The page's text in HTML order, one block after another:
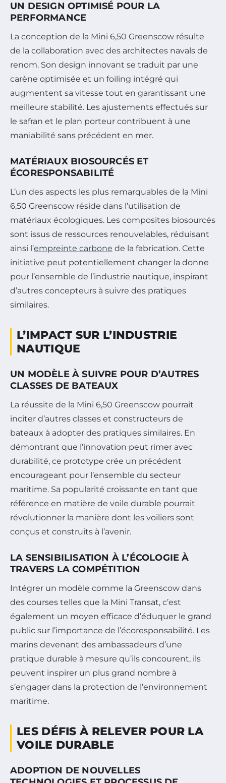
UN DESIGN OPTIMISÉ POUR LA
PERFORMANCE
La conception de la Mini 6,50 Greenscow résulte
de la collaboration avec des architectes navals de
renom. Son design innovant se traduit par une
carène optimisée et un foiling intégré qui
augmentent sa vitesse tout en garantissant une
meilleure stabilité. Les ajustements effectués sur
le safran et le plan porteur contribuent à une
maniabilité sans précédent en mer.
MATÉRIAUX BIOSOURCÉS ET
ÉCORESPONSABILITÉ
L’un des aspects les plus remarquables de la Mini
6,50 Greenscow réside dans l’utilisation de
matériaux écologiques. Les composites biosourcés
sont issus de ressources renouvelables, réduisant
ainsi l’empreinte carbone de la fabrication. Cette
initiative peut potentiellement changer la donne
pour l’ensemble de l’industrie nautique, inspirant
d’autres concepteurs à suivre des pratiques
similaires.
L’IMPACT SUR L’INDUSTRIE
NAUTIQUE
UN MODÈLE À SUIVRE POUR D’AUTRES
CLASSES DE BATEAUX
La réussite de la Mini 6,50 Greenscow pourrait
inciter d’autres classes et constructeurs de
bateaux à adopter des pratiques similaires. En
démontrant que l’innovation peut rimer avec
durabilité, ce prototype crée un précédent
encourageant pour l’ensemble du secteur
maritime. Sa popularité croissante en tant que
référence en matière de voile durable pourrait
révolutionner la manière dont les voiliers sont
conçus et construits à l’avenir.
LA SENSIBILISATION À L’ÉCOLOGIE À
TRAVERS LA COMPÉTITION
Intégrer un modèle comme la Greenscow dans
des courses telles que la Mini Transat, c’est
également un moyen efficace d’éduquer le grand
public sur l’importance de l’écoresponsabilité. Les
marins devenant des ambassadeurs d’une
pratique durable à mesure qu’ils concourent, ils
peuvent inspirer un plus grand nombre à
s’engager dans la protection de l’environnement
maritime.
LES DÉFIS À RELEVER POUR LA
VOILE DURABLE
ADOPTION DE NOUVELLES